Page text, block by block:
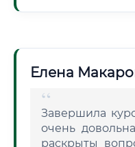
Елена
Завершила
очень
раскрыты